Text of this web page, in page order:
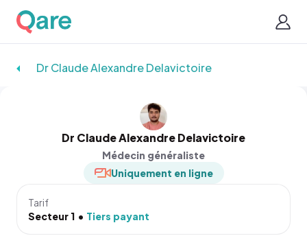
Dr Claude Alexandre Delavictoire
Dr Claude Alexandre Delavictoire
Médecin généraliste
Uniquement en ligne
Tarif
Secteur 1
Tiers payant